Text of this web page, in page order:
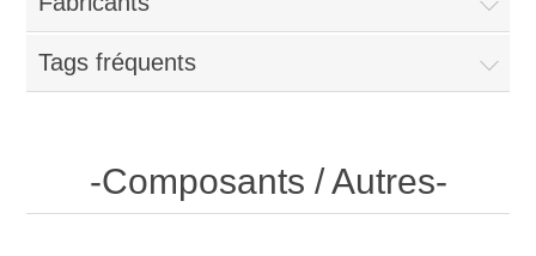
Tags fréquents
-Composants / Autres-